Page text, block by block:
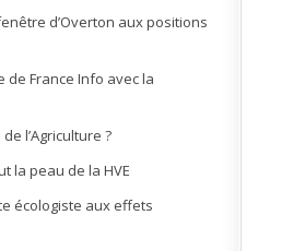
d’Overton aux positions
de France Info avec la
l’Agriculture ?
la peau de la HVE
écologiste aux effets